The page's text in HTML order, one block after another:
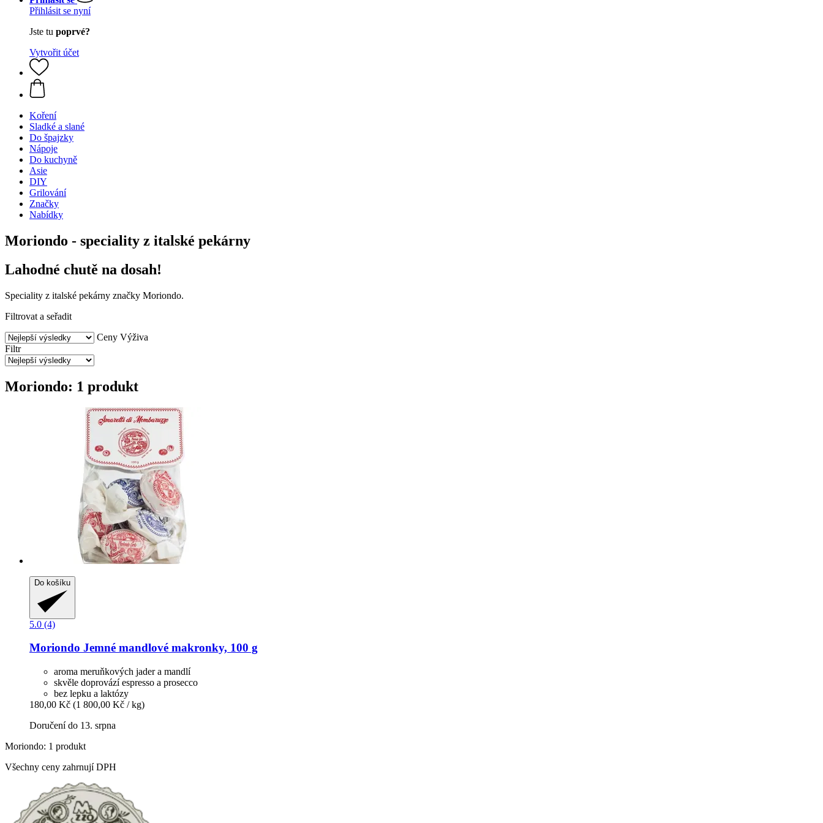
Přihlásit se nyní
Jste tu poprvé?
Vytvořit účet
Koření
Sladké a slané
Do špajzky
Nápoje
Do kuchyně
Asie
DIY
Grilování
Značky
Nabídky
Moriondo - speciality z italské pekárny
Lahodné chutě na dosah!
Speciality z italské pekárny značky Moriondo.
Filtrovat a seřadit
Ceny Výživa
Filtr
Moriondo: 1 produkt
Do košíku
5.0 (4)
Moriondo Jemné mandlové makronky, 100 g
aroma meruňkových jader a mandlí
skvěle doprovází espresso a prosecco
bez lepku a laktózy
180,00 Kč (1 800,00 Kč / kg)
Doručení do 13. srpna
Moriondo: 1 produkt
Všechny ceny zahrnují DPH